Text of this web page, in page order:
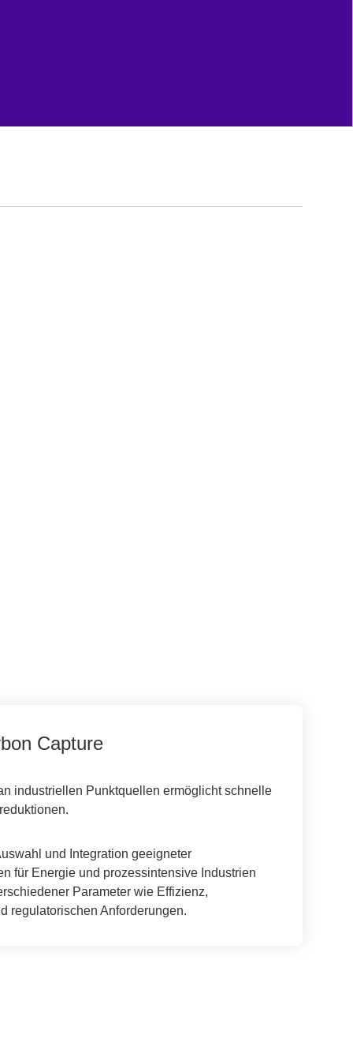
Capture
industriellen Punktquellen ermöglicht schnelle
und Integration geeigneter
für Energie und prozessintensive Industrien
Parameter wie Effizienz,
regulatorischen Anforderungen.